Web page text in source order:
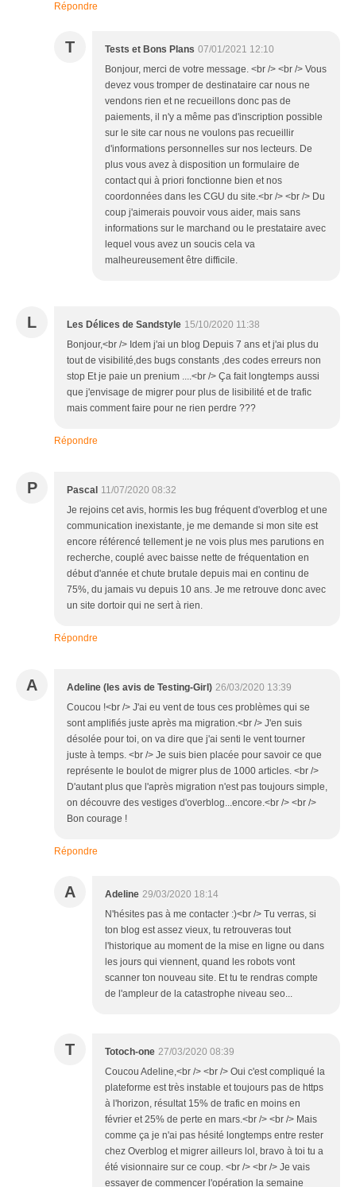
Répondre
T Tests et Bons Plans 07/01/2021 12:10
Bonjour, merci de votre message. <br /> <br /> Vous
devez vous tromper de destinataire car nous ne
vendons rien et ne recueillons donc pas de
paiements, il n'y a même pas d'inscription possible
sur le site car nous ne voulons pas recueillir
d'informations personnelles sur nos lecteurs. De
plus vous avez à disposition un formulaire de
contact qui à priori fonctionne bien et nos
coordonnées dans les CGU du site.<br /> <br /> Du
coup j'aimerais pouvoir vous aider, mais sans
informations sur le marchand ou le prestataire avec
lequel vous avez un soucis cela va
malheureusement être difficile.
L Les Délices de Sandstyle 15/10/2020 11:38
Bonjour,<br /> Idem j'ai un blog Depuis 7 ans et j'ai plus du
tout de visibilité,des bugs constants ,des codes erreurs non
stop Et je paie un prenium ....<br /> Ça fait longtemps aussi
que j'envisage de migrer pour plus de lisibilité et de trafic
mais comment faire pour ne rien perdre ???
Répondre
P Pascal 11/07/2020 08:32
Je rejoins cet avis, hormis les bug fréquent d'overblog et une
communication inexistante, je me demande si mon site est
encore référencé tellement je ne vois plus mes parutions en
recherche, couplé avec baisse nette de fréquentation en
début d'année et chute brutale depuis mai en continu de
75%, du jamais vu depuis 10 ans. Je me retrouve donc avec
un site dortoir qui ne sert à rien.
Répondre
A Adeline (les avis de Testing-Girl) 26/03/2020 13:39
Coucou !<br /> J'ai eu vent de tous ces problèmes qui se
sont amplifiés juste après ma migration.<br /> J'en suis
désolée pour toi, on va dire que j'ai senti le vent tourner
juste à temps. <br /> Je suis bien placée pour savoir ce que
représente le boulot de migrer plus de 1000 articles. <br />
D'autant plus que l'après migration n'est pas toujours simple,
on découvre des vestiges d'overblog...encore.<br /> <br />
Bon courage !
Répondre
A Adeline 29/03/2020 18:14
N'hésites pas à me contacter :)<br /> Tu verras, si
ton blog est assez vieux, tu retrouveras tout
l'historique au moment de la mise en ligne ou dans
les jours qui viennent, quand les robots vont
scanner ton nouveau site. Et tu te rendras compte
de l'ampleur de la catastrophe niveau seo...
T Totoch-one 27/03/2020 08:39
Coucou Adeline,<br /> <br /> Oui c'est compliqué la
plateforme est très instable et toujours pas de https
à l'horizon, résultat 15% de trafic en moins en
février et 25% de perte en mars.<br /> <br /> Mais
comme ça je n'ai pas hésité longtemps entre rester
chez Overblog et migrer ailleurs lol, bravo à toi tu a
été visionnaire sur ce coup. <br /> <br /> Je vais
essayer de commencer l'opération la semaine